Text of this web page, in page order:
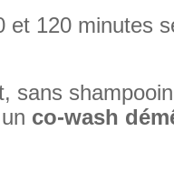
et 120 minutes
sans
co-wash